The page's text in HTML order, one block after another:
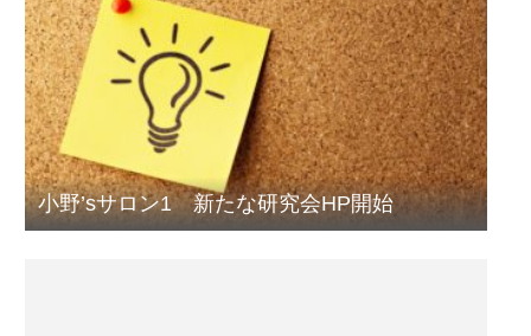
小野’sサロン1 新たな研究会HP開始